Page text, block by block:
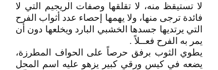
لا تستيقظ منه، لا تقلقها وصفات الريجيم التي لا
فائدة ترجى منها، ولا يهمها إحصاء عدد أثواب الفرح
التي يرتديها جسدها الخشبي البارد ويخلعها دون أن
يمر به الفرح فعــلاً .
يطوي الثوب برفق حرصاً على الحواف المطرزة،
يضعه في كيس ورقي كبير يزهو عليه اسم المحل